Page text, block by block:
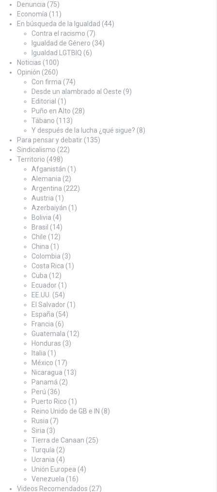
Denuncia (75)
Economía (11)
En búsqueda de la Igualdad (44)
Contra el racismo (7)
Igualdad de Género (34)
Igualdad LGTBIQ (6)
Noticias (100)
Opinión (260)
Con firma (74)
Desde un alambrado al Oeste (9)
Editorial (1)
Puño en Alto (28)
Tábano (113)
Y después de la lucha ¿qué sigue? (8)
Para pensar y debatir (135)
Sindicalismo (22)
Territorio (498)
Afganistán (1)
Alemania (2)
Argentina (222)
Austria (1)
Azerbaiyán (1)
Bolivia (4)
Brasil (14)
Chile (12)
China (1)
Colombia (3)
Costa Rica (1)
Cuba (12)
Ecuador (1)
EE.UU. (54)
El Salvador (1)
España (54)
Francia (6)
Guatemala (12)
Honduras (3)
Italia (1)
México (17)
Nicaragua (13)
Panamá (2)
Perú (36)
Puerto Rico (1)
Reino Unido de GB e IN (8)
Rusia (7)
Siria (3)
Tierra de Canaan (25)
Turquía (2)
Ucrania (4)
Unión Europea (4)
Venezuela (16)
Videos Recomendados (27)